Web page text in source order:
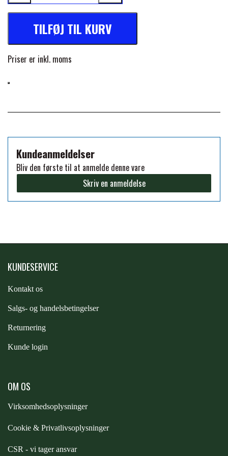
PREMIER EQUINE KØLETERAPI
PREMIER EQUINE GROOMING & STALD
LIKIT
PHARMACARE
PREMIER EQUINE
RACING TACK
STAR TACK
TIMER GPS
WALDHAUSEN
TILFØJ TIL KURV
Priser er inkl. moms
Kundeanmeldelser
Bliv den første til at anmelde denne vare
Skriv en anmeldelse
KUNDESERVICE
Kontakt os
Salgs- og handelsbetingelser
Returnering
Kunde login
OM OS
Virksomhedsoplysninger
Cookie & Privatlivsoplysninger
CSR - vi tager ansvar